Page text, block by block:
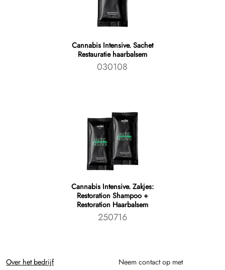
Cannabis Intensive. Sachet
Restauratie haarbalsem
030108
Cannabis Intensive. Zakjes:
Restoration Shampoo +
Restoration Haarbalsem
250716
Over het bedrijf
Neem contact op met